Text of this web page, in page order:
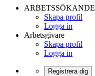
ARBETSSÖKANDE
Skapa profil
Logga in
Arbetsgivare
Skapa profil
Logga in
Registrera dig